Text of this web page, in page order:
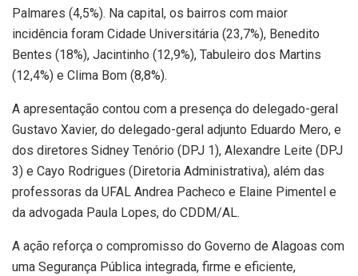
Palmares (4,5%). Na capital, os bairros com maior
incidência foram Cidade Universitária (23,7%), Benedito
Bentes (18%), Jacintinho (12,9%), Tabuleiro dos Martins
(12,4%) e Clima Bom (8,8%).
A apresentação contou com a presença do delegado-geral
Gustavo Xavier, do delegado-geral adjunto Eduardo Mero, e
dos diretores Sidney Tenório (DPJ 1), Alexandre Leite (DPJ
3) e Cayo Rodrigues (Diretoria Administrativa), além das
professoras da UFAL Andrea Pacheco e Elaine Pimentel e
da advogada Paula Lopes, do CDDM/AL.
A ação reforça o compromisso do Governo de Alagoas com
uma Segurança Pública integrada, firme e eficiente,